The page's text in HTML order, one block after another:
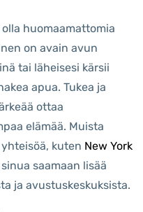
huomaamattomia
on avain avun
tai läheisesi kärsii
apua. Tukea ja
ottaa
elämää. Muista
kuten New York
saamaan lisää
ja avustuskeskuksista.